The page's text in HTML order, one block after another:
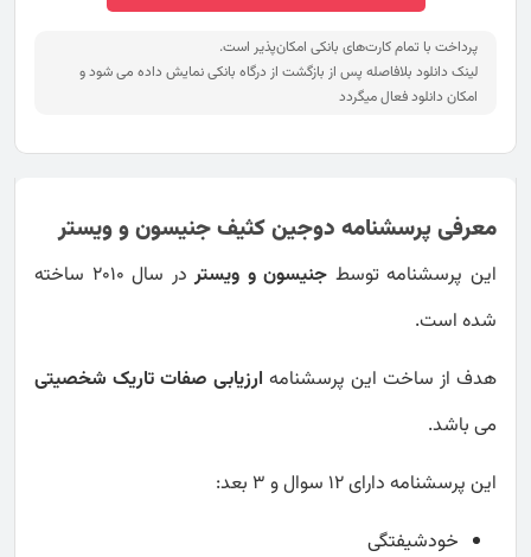
پرداخت با تمام کارت‌های بانکی امکان‌پذیر است.
لینک دانلود بلافاصله پس از بازگشت از درگاه بانکی نمایش داده می شود و
امکان دانلود فعال میگردد
معرفی پرسشنامه دوجین کثیف جنیسون و ویستر
این پرسشنامه توسط جنیسون و ویستر
در سال 2010 ساخته
شده است.
هدف از ساخت این پرسشنامه ارزیابی صفات تاریک شخصیتی
می باشد.
این پرسشنامه دارای 12 سوال و 3 بعد:
خودشیفتگی